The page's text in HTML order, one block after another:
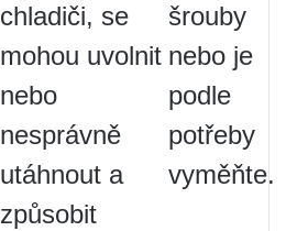
chladiči, se
mohou uvolnit
nebo
nesprávně
utáhnout a
způsobit
šrouby
nebo je
podle
potřeby
vyměňte.